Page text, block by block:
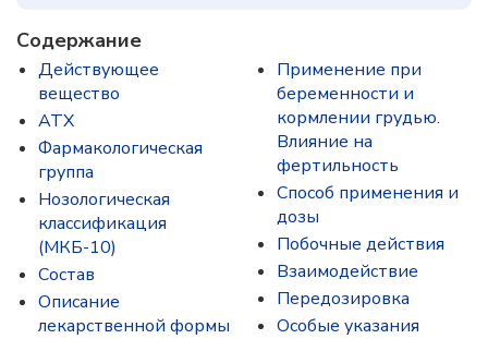
Содержание
Действующее
вещество
ATX
Фармакологическая
группа
Нозологическая
классификация
(МКБ-10)
Состав
Описание
лекарственной формы
Применение при
беременности и
кормлении грудью.
Влияние на
фертильность
Способ применения и
дозы
Побочные действия
Взаимодействие
Передозировка
Особые указания